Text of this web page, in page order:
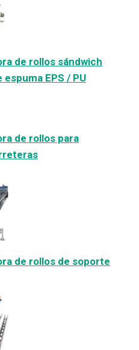
de rollos sándwich
EPS / PU
de rollos para
de rollos de soporte